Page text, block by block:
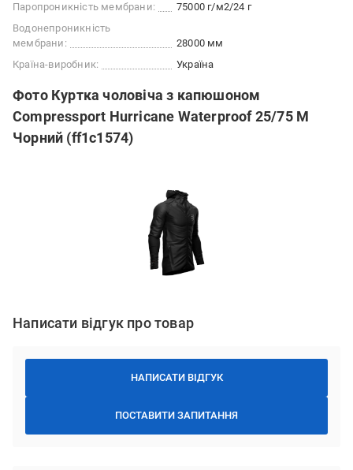
Паропроникність мембрани:
75000 г/м2/24 г
Водонепроникність
мембрани:
28000 мм
Країна-виробник:
Україна
Фото Куртка чоловіча з капюшоном
Compressport Hurricane Waterproof 25/75 М
Чорний (ff1c1574)
Написати відгук про товар
НАПИСАТИ ВІДГУК
ПОСТАВИТИ ЗАПИТАННЯ